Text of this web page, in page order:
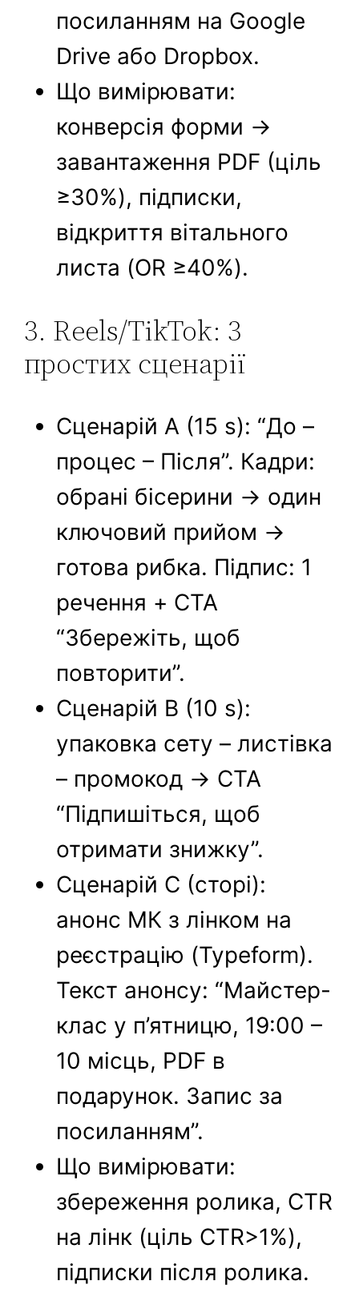
посиланням на Google
Drive або Dropbox.
Що вимірювати:
конверсія форми →
завантаження PDF (ціль
≥30%), підписки,
відкриття вітального
листа (OR ≥40%).
3. Reels/TikTok: 3
простих сценарії
Сценарій A (15 s): “До –
процес – Після”. Кадри:
обрані бісерини → один
ключовий прийом →
готова рибка. Підпис: 1
речення + CTA
“Збережіть, щоб
повторити”.
Сценарій B (10 s):
упаковка сету – листівка
– промокод → CTA
“Підпишіться, щоб
отримати знижку”.
Сценарій C (сторі):
анонс МК з лінком на
реєстрацію (Typeform).
Текст анонсу: “Майстер-
клас у п’ятницю, 19:00 –
10 місць, PDF в
подарунок. Запис за
посиланням”.
Що вимірювати:
збереження ролика, CTR
на лінк (ціль CTR>1%),
підписки після ролика.